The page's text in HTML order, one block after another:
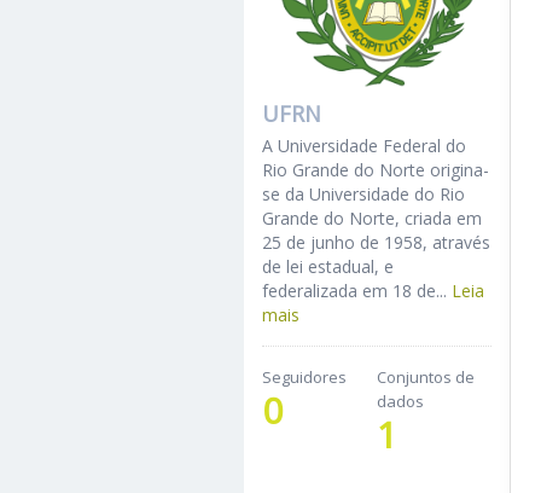
UFRN
A Universidade Federal do
Rio Grande do Norte origina-
se da Universidade do Rio
Grande do Norte, criada em
25 de junho de 1958, através
de lei estadual, e
federalizada em 18 de... Leia
mais
Seguidores
0
Conjuntos de
dados
1